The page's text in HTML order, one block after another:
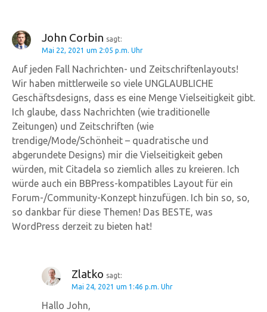
John Corbin sagt:
Mai 22, 2021 um 2:05 p.m. Uhr
Auf jeden Fall Nachrichten- und Zeitschriftenlayouts!
Wir haben mittlerweile so viele UNGLAUBLICHE
Geschäftsdesigns, dass es eine Menge Vielseitigkeit gibt.
Ich glaube, dass Nachrichten (wie traditionelle
Zeitungen) und Zeitschriften (wie
trendige/Mode/Schönheit – quadratische und
abgerundete Designs) mir die Vielseitigkeit geben
würden, mit Citadela so ziemlich alles zu kreieren. Ich
würde auch ein BBPress-kompatibles Layout für ein
Forum-/Community-Konzept hinzufügen. Ich bin so, so,
so dankbar für diese Themen! Das BESTE, was
WordPress derzeit zu bieten hat!
Zlatko sagt:
Mai 24, 2021 um 1:46 p.m. Uhr
Hallo John,